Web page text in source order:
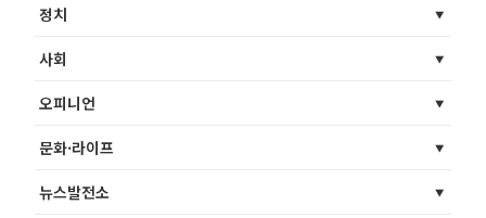
정치
사회
오피니언
문화·라이프
뉴스발전소